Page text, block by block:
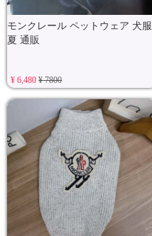
モンクレール ペットウェア 犬服
夏 通販
¥ 6,480¥ 7800